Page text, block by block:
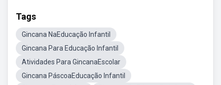
Tags
Gincana NaEducação Infantil
Gincana Para Educação Infantil
Atividades Para GincanaEscolar
Gincana PáscoaEducação Infantil